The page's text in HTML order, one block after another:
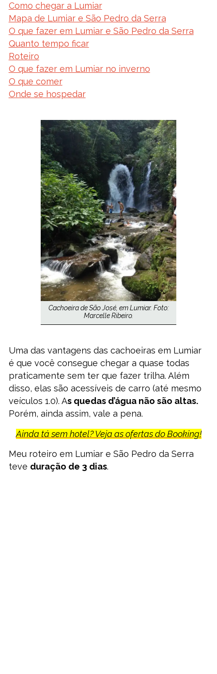
Como chegar a Lumiar
Mapa de Lumiar e São Pedro da Serra
O que fazer em Lumiar e São Pedro da Serra
Quanto tempo ficar
Roteiro
O que fazer em Lumiar no inverno
O que comer
Onde se hospedar
Cachoeira de São José, em Lumiar. Foto:
Marcelle Ribeiro.
Uma das vantagens das cachoeiras em Lumiar
é que você consegue chegar a quase todas
praticamente sem ter que fazer trilha. Além
disso, elas são acessíveis de carro (até mesmo
veículos 1.0). As quedas d’água não são altas.
Porém, ainda assim, vale a pena.
Ainda tá sem hotel? Veja as ofertas do Booking!
Meu roteiro em Lumiar e São Pedro da Serra
teve duração de 3 dias.